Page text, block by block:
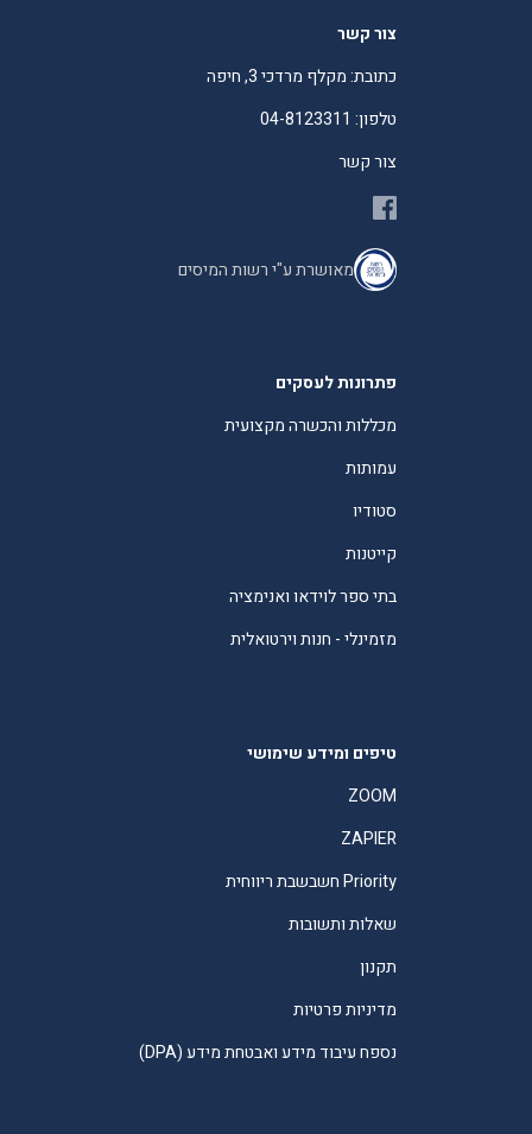
צור קשר
כתובת: מקלף מרדכי 3, חיפה
טלפון: 04-8123311
צור קשר
מאושרת ע"י רשות המיסים
פתרונות לעסקים
מכללות והכשרה מקצועית
עמותות
סטודיו
קייטנות
בתי ספר לוידאו ואנימציה
מזמינלי - חנות וירטואלית
טיפים ומידע שימושי
ZOOM
ZAPIER
Priority חשבשבת ריווחית
שאלות ותשובות
תקנון
מדיניות פרטיות
נספח עיבוד מידע ואבטחת מידע (DPA)